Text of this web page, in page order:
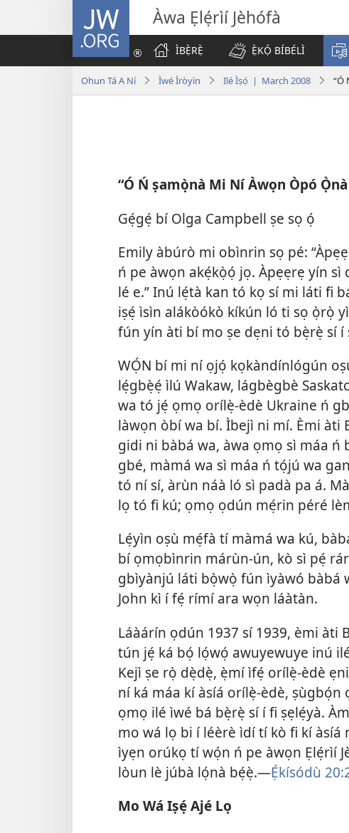
JW.ORG Àwa Ẹlẹ́rìí Jèhófà
ÌBẸ̀RẸ̀
Ẹ̀KỌ́ BÍBÉLÌ
Ohun Tá A Ní Ìwé Ìròyìn Ilé Ìṣọ́ | March 2008 “Ó
“Ó Ń ṣamọ̀nà Mi Ní Àwọn Òpó
Gẹ́gẹ́ bí Olga Campbell ṣe sọ ọ́
Emily àbúrò mi obìnrin sọ pé:
ń pe àwọn akẹ́kọ̀ọ́ jọ. Àpẹẹrẹ yín
lé e.” Inú lẹ́tà kan tó kọ sí mi láti fi
iṣẹ́ ìsìn alákòókò kíkún ló ti sọ ọ̀rọ̀
fún yín àti bí mo ṣe dẹni tó bẹ̀rẹ̀ sí
WỌ́N bí mi ní ọjọ́ kọkàndínlógún
lẹ́gbẹ̀ẹ́ ìlú Wakaw, lágbègbè
wa tó jẹ́ ọmọ orílẹ̀-èdè Ukraine ń
làwọn òbí wa bí. Ìbejì ni mí. Èmi àti
gidi ni bàbá wa, àwa ọmọ sì máa ń
gbé, màmá wa sì máa ń tọ́jú wa
tó ní sí, àrùn náà ló sì padà pa á.
lọ tó fi kú; ọmọ ọdún mẹ́rin péré
Lẹ́yìn oṣù mẹ́fà tí màmá wa kú,
bí ọmọbìnrin márùn-ún, kò sì pẹ́
gbìyànjú láti bọ̀wọ̀ fún ìyàwó bàbá
John kì í fẹ́ rímí ara wọn láàtàn.
Láàárín ọdún 1937 sí 1939, èmi àti
tún jẹ́ ká bọ́ lọ́wọ́ awuyewuye inú
Kejì ṣe rọ̀ dẹ̀dẹ̀, ẹ̀mí ìfẹ́ orílẹ̀-èdè
ní ká máa kí àsíá orílẹ̀-èdè,
ọmọ ilé ìwé bá bẹ̀rẹ̀ sí í fi ṣẹlẹ́yà.
mo wá lọ bi í léèrè ìdí tí kò fi kí àsíá
ìyẹn orúkọ tí wọ́n ń pe àwọn Ẹlẹ́rìí
lòun lè júbà lọ́nà bẹ́ẹ̀.—Ẹ́kísódù
Mo Wá Iṣẹ́ Ajé Lọ